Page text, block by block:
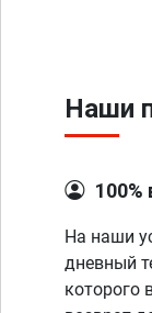
Наши
100%
На наши
дневный
которого